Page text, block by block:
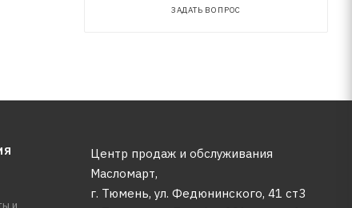
ЗАДАТЬ ВОПРОС
Центр продаж и обслуживания
Масломарт,
г. Тюмень, ул. Федюнинского, 41 ст3